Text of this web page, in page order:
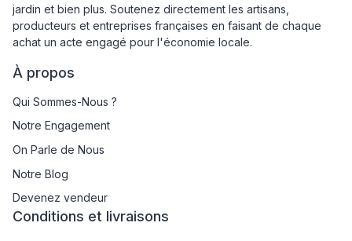
jardin et bien plus. Soutenez directement les artisans,
producteurs et entreprises françaises en faisant de chaque
achat un acte engagé pour l'économie locale.
À propos
Qui Sommes-Nous ?
Notre Engagement
On Parle de Nous
Notre Blog
Devenez vendeur
Conditions et livraisons